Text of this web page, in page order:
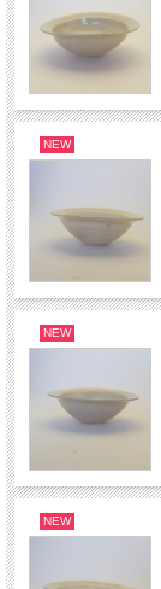
NEW
NEW
NEW